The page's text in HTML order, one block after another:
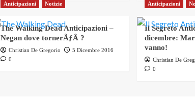
Anticipazioni Notizie
The Walking Dead Anticipazioni –
Negan dove tornerÃƒÂ ?
Christian De Gregorio
5 Dicembre 2016
0
Anticipazioni
Il Segreto
dicembre:
vanno!
Christian De
0